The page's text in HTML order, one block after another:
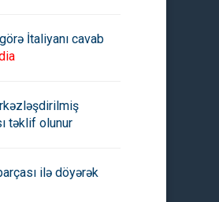
İtaliyanı cavab
təklif olunur
ilə döyərək